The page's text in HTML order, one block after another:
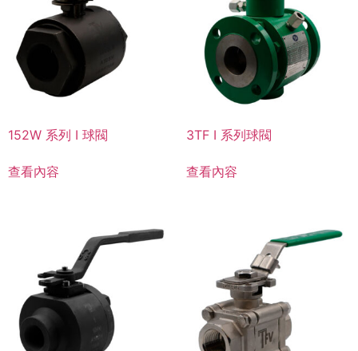
152W 系列 I 球閥
查看內容
3TF I 系列球閥
查看內容